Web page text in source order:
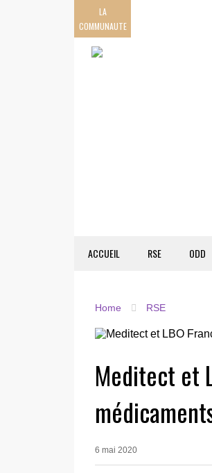
LA
COMMUNAUTE
ACCUEIL RSE ODD
Home RSE
Meditect et
6 mai 2020